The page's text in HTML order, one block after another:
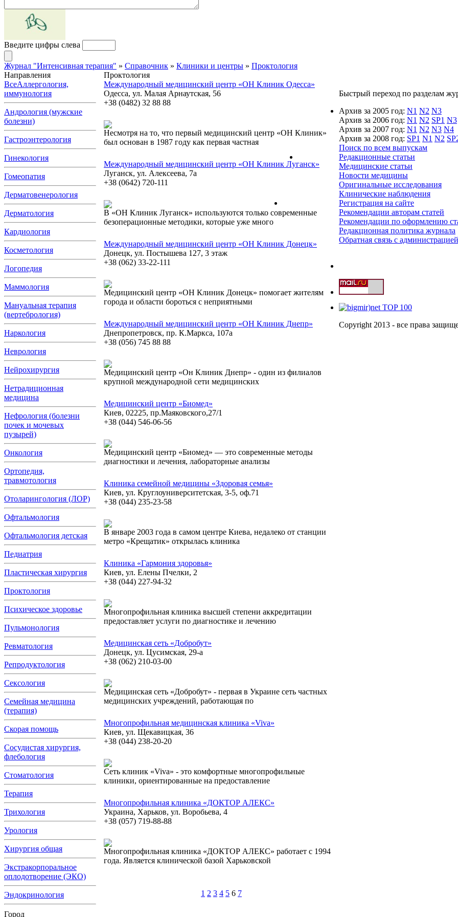
Введите цифры слева
Журнал "Интенсивная терапия" » Справочник » Клиники и центры » Проктология
Направления
ВсеАллергология,
иммунология
Андрология (мужские
болезни)
Гастроэнтерология
Гинекология
Гомеопатия
Дерматовенерология
Дерматология
Кардиология
Косметология
Логопедия
Маммология
Мануальная терапия
(вертебрология)
Наркология
Неврология
Нейрохирургия
Нетрадиционная
медицина
Нефрология (болезни
почек и мочевых
пузырей)
Онкология
Ортопедия,
травмотология
Отоларингология (ЛОР)
Офтальмология
Офтальмология детская
Педиатрия
Пластическая хирургия
Проктология
Психическое здоровье
Пульмонология
Ревматология
Репродуктология
Сексология
Семейная медицина
(терапия)
Скорая помощь
Сосудистая хирургия,
флебология
Стоматология
Терапия
Трихология
Урология
Хирургия общая
Экстракорпоральное
оплодотворение (ЭКО)
Эндокринология
Город
Проктология
Международный медицинский центр «ОН Клиник Одесса»
Одесса, ул. Малая Арнаутская, 56
+38 (0482) 32 88 88
Несмотря на то, что первый медицинский центр «ОН Клиник»
был основан в 1987 году как первая частная
Международный медицинский центр «ОН Клиник Луганск»
Луганск, ул. Алексеева, 7а
+38 (0642) 720-111
В «ОН Клиник Луганск» используются только современные
безоперационные методики, которые уже много
Международный медицинский центр «ОН Клиник Донецк»
Донецк, ул. Постышева 127, 3 этаж
+38 (062) 33-22-111
Медицинский центр «ОН Клиник Донецк» помогает жителям
города и области бороться с неприятными
Международный медицинский центр «ОН Клиник Днепр»
Днепропетровск, пр. К.Маркса, 107а
+38 (056) 745 88 88
Медицинский центр «Он Клиник Днепр» - один из филиалов
крупной международной сети медицинских
Медицинский центр «Биомед»
Киев, 02225, пр.Маяковского,27/1
+38 (044) 546-06-56
Медицинский центр «Биомед» — это современные методы
диагностики и лечения, лабораторные анализы
Клиника семейной медицины «Здоровая семья»
Киев, ул. Круглоуниверситетская, 3-5, оф.71
+38 (044) 235-23-58
В январе 2003 года в самом центре Киева, недалеко от станции
метро «Крещатик» открылась клиника
Клиника «Гармония здоровья»
Киев, ул. Елены Пчелки, 2
+38 (044) 227-94-32
Многопрофильная клиника высшей степени аккредитации
предоставляет услуги по диагностике и лечению
Медицинская сеть «Добробут»
Донецк, ул. Цусимская, 29-а
+38 (062) 210-03-00
Медицинская сеть «Добробут» - первая в Украине сеть частных
медицинских учреждений, работающая по
Многопрофильная медицинская клиника «Viva»
Киев, ул. Щекавицкая, 36
+38 (044) 238-20-20
Сеть клиник «Viva» - это комфортные многопрофильные
клиники, ориентированные на предоставление
Многопрофильная клиника «ДОКТОР АЛЕКС»
Украина, Харьков, ул. Воробьева, 4
+38 (057) 719-88-88
Многопрофильная клиника «ДОКТОР АЛЕКС» работает с 1994
года. Является клинической базой Харьковской
1 2 3 4 5 6 7
Быстрый переход по разделам
Архив за 2005 год: N1 N2 N3
Архив за 2006 год: N1 N2 SP1 N3
Архив за 2007 год: N1 N2 N3 N4
Архив за 2008 год: SP1 N1 N2
Поиск по всем выпускам
Редакционные статьи
Медицинские статьи
Новости медицины
Оригинальные исследования
Клинические наблюдения
Регистрация на сайте
Рекомендации авторам статей
Рекомендации по оформлению
Редакционная политика журнала
Обратная связь с администрацией
Copyright 2013 - все права